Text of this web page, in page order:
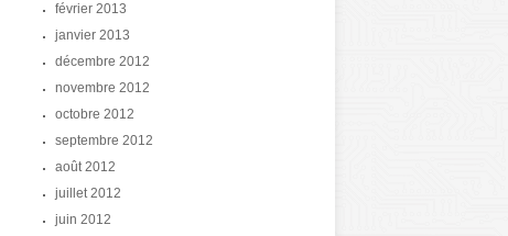
février 2013
janvier 2013
décembre 2012
novembre 2012
octobre 2012
septembre 2012
août 2012
juillet 2012
juin 2012